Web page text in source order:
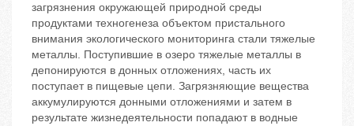
загрязнения окружающей природной среды
продуктами техногенеза объектом пристального
внимания экологического мониторинга стали тяжелые
металлы. Поступившие в озеро тяжелые металлы в
депонируются в донных отложениях, часть их
поступает в пищевые цепи. Загрязняющие вещества
аккумулируются донными отложениями и затем в
результате жизнедеятельности попадают в водные